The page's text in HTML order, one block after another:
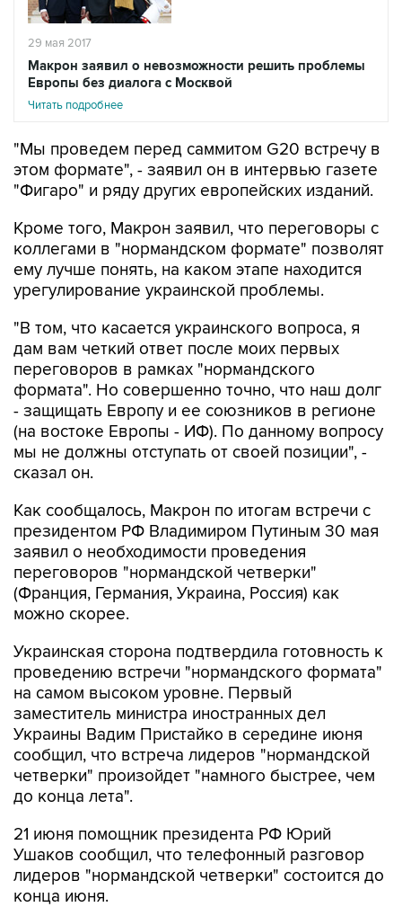
29 мая 2017
Макрон заявил о невозможности решить проблемы
Европы без диалога с Москвой
Читать подробнее
"Мы проведем перед саммитом G20 встречу в
этом формате", - заявил он в интервью газете
"Фигаро" и ряду других европейских изданий.
Кроме того, Макрон заявил, что переговоры с
коллегами в "нормандском формате" позволят
ему лучше понять, на каком этапе находится
урегулирование украинской проблемы.
"В том, что касается украинского вопроса, я
дам вам четкий ответ после моих первых
переговоров в рамках "нормандского
формата". Но совершенно точно, что наш долг
- защищать Европу и ее союзников в регионе
(на востоке Европы - ИФ). По данному вопросу
мы не должны отступать от своей позиции", -
сказал он.
Как сообщалось, Макрон по итогам встречи с
президентом РФ Владимиром Путиным 30 мая
заявил о необходимости проведения
переговоров "нормандской четверки"
(Франция, Германия, Украина, Россия) как
можно скорее.
Украинская сторона подтвердила готовность к
проведению встречи "нормандского формата"
на самом высоком уровне. Первый
заместитель министра иностранных дел
Украины Вадим Пристайко в середине июня
сообщил, что встреча лидеров "нормандской
четверки" произойдет "намного быстрее, чем
до конца лета".
21 июня помощник президента РФ Юрий
Ушаков сообщил, что телефонный разговор
лидеров "нормандской четверки" состоится до
конца июня.